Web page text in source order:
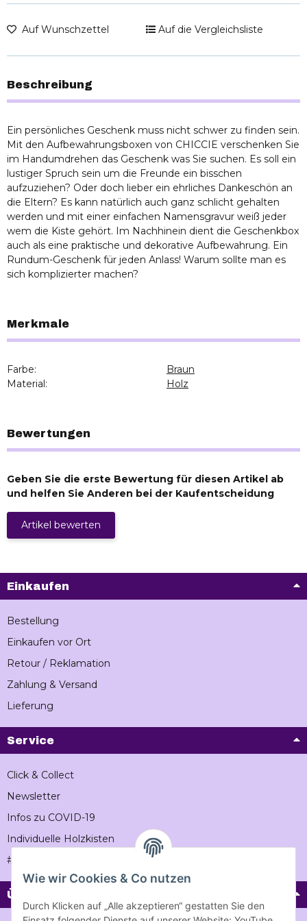
Auf Wunschzettel Auf die Vergleichsliste
Beschreibung
Ein persönliches Geschenk muss nicht schwer zu finden sein.
Mit den Aufbewahrungsboxen von CHICCIE verschenken Sie
im Handumdrehen das Geschenk was Sie suchen. Es soll ein
lustiger Spruch sein um die Freunde ein bisschen
aufzuziehen? Oder doch lieber ein ehrliches Dankeschön an
die Eltern? Es kann natürlich auch ganz schlicht gehalten
werden und mit einer einfachen Namensgravur weiß jeder
wem die Kiste gehört. Im Nachhinein dient die Geschenkbox
auch als eine praktische und dekorative Aufbewahrung. Ein
Rundum-Geschenk für jeden Anlass! Warum sollte man es
sich komplizierter machen?
Merkmale
Farbe:
Braun
Material:
Holz
Bewertungen
Geben Sie die erste Bewertung für diesen Artikel ab
und helfen Sie Anderen bei der Kaufentscheidung
Artikel bewerten
Einkaufen
Bestellung
Einkaufen vor Ort
Retour / Reklamation
Zahlung & Versand
Lieferung
Service
Click & Collect
Newsletter
Infos zu COVID-19
Individuelle Holzkisten
#Vintageholzkiste
Über Vintage-holzkiste
Wie wir Cookies & Co nutzen
Durch Klicken auf „Alle akzeptieren“ gestatten Sie den